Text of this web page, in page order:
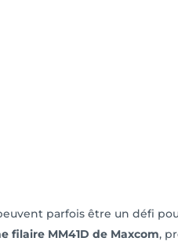
parfois être un défi
filaire MM41D de Maxcom,